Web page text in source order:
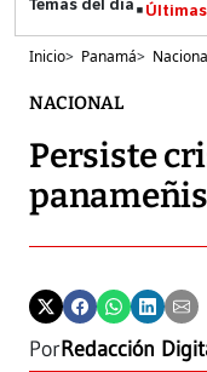
Inicio> Panamá>
NACIONAL
Persiste
PorRedacción